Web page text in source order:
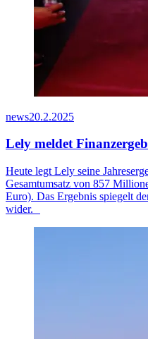
news20.2.2025
Lely meldet
Heute legt Lely seine
Gesamtumsatz von 857
Euro). Das Ergebnis spiegelt
wider.